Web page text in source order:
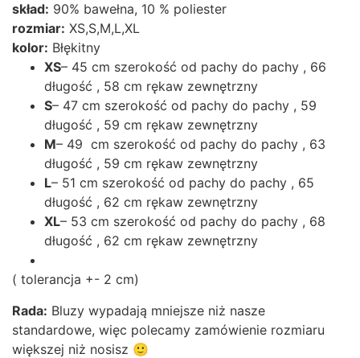
skład: 90% bawełna, 10 % poliester
rozmiar: XS,S,M,L,XL
kolor: Błękitny
XS– 45 cm szerokość od pachy do pachy , 66
długość , 58 cm rękaw zewnętrzny
S– 47 cm szerokość od pachy do pachy , 59
długość , 59 cm rękaw zewnętrzny
M– 49 cm szerokość od pachy do pachy , 63
długość , 59 cm rękaw zewnętrzny
L– 51 cm szerokość od pachy do pachy , 65
długość , 62 cm rękaw zewnętrzny
XL– 53 cm szerokość od pachy do pachy , 68
długość , 62 cm rękaw zewnętrzny
( tolerancja +- 2 cm)
Rada: Bluzy wypadają mniejsze niż nasze
standardowe, więc polecamy zamówienie rozmiaru
większej niż nosisz 🙂